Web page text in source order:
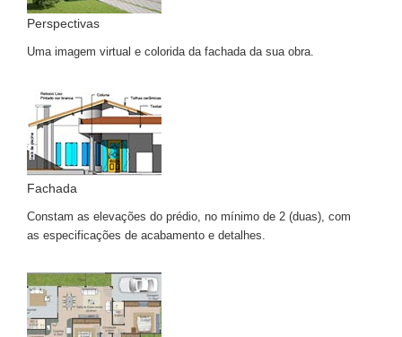
Perspectivas
Uma imagem virtual e colorida da fachada da sua obra.
Fachada
Constam as elevações do prédio, no mínimo de 2 (duas), com
as especificações de acabamento e detalhes.